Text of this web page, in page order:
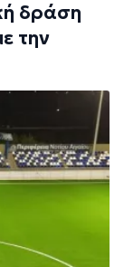
δράση
την